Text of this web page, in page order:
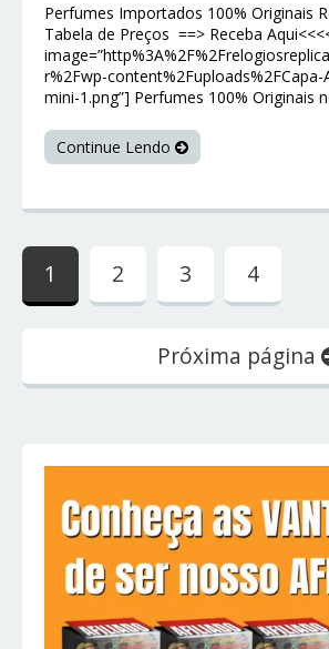
Perfumes Importados 100% Originais
Tabela de Preços ==> Receba
r%2Fwp-
mini-1.png”] Perfumes 100% Originais
Continue Lendo
1 2 3 4
Próxima página